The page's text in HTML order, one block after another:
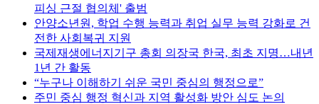
피싱 근절 협의체' 출범
안양소년원, 학업 수행 능력과 취업 실무 능력 강화로 건
전한 사회복귀 지원
국제재생에너지기구 총회 의장국 한국, 최초 지명…내년
1년 간 활동
“누구나 이해하기 쉬운 국민 중심의 행정으로”
주민 중심 행정 혁신과 지역 활성화 방안 심도 논의